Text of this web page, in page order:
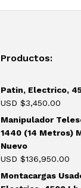
Productos:
Patin, Electrico,
USD $3,450.00
Manipulador
1440 (14 Metros)
Nuevo
USD $136,950.00
Montacargas